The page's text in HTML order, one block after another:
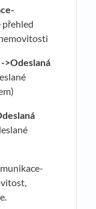
přehled
->Odeslaná